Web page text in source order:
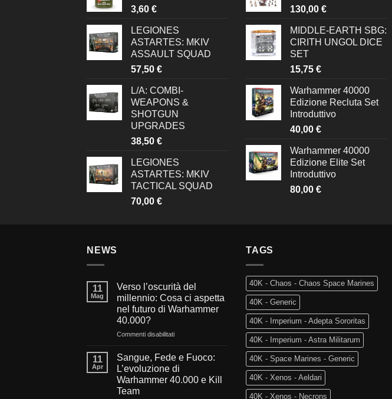
3,60 €
LEGIONES
ASTARTES: MKIV
ASSAULT SQUAD
57,50 €
L/A: COMBI-
WEAPONS &
SHOTGUN
UPGRADES
38,50 €
LEGIONES
ASTARTES: MKIV
TACTICAL SQUAD
70,00 €
130,00 €
MIDDLE-EARTH SBG:
CIRITH UNGOL DICE
SET
15,75 €
Warhammer 40000
Edizione Recluta Set
Introduttivo
40,00 €
Warhammer 40000
Edizione Elite Set
Introduttivo
80,00 €
NEWS
11
Mag
Verso l’oscurità del
millennio: Cosa ci aspetta
nel futuro di Warhammer
40.000?
Commenti disabilitatisu
l’oscurità
del
millennio:
Cosa
11
Apr
Sangue, Fede e Fuoco:
L’evoluzione di
Warhammer 40.000 e Kill
Team
TAGS
40K - Chaos - Chaos Space Marines
40K - Generic
40K - Imperium - Adepta Sororitas
40K - Imperium - Astra Militarum
40K - Space Marines - Generic
40K - Xenos - Aeldari
40K - Xenos - Necrons